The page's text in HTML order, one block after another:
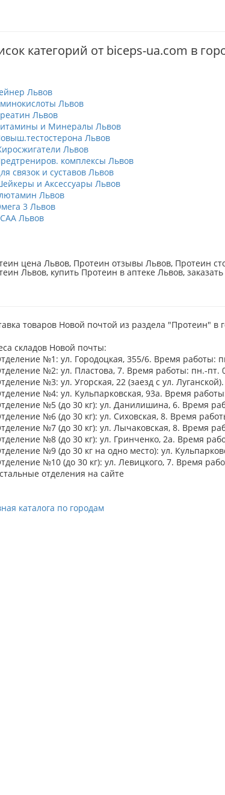
категорий от biceps-ua.com в
Львов
Львов
Львов
и Минералы Львов
Львов
Львов
комплексы Львов
связок и суставов Львов
и Аксессуары Львов
Львов
3 Львов
Львов
цена Львов, Протеин отзывы Львов, Протеин
Львов, купить Протеин в аптеке Львов,
товаров Новой почтой из раздела "Протеин" в
складов Новой почты:
№1: ул. Городоцкая, 355/6. Время работы:
№2: ул. Пластова, 7. Время работы: пн.-пт.
№3: ул. Угорская, 22 (заезд с ул.
№4: ул. Кульпарковская, 93а. Время
№5 (до 30 кг): ул. Данилишина, 6. Время
№6 (до 30 кг): ул. Сиховская, 8. Время
№7 (до 30 кг): ул. Лычаковская, 8. Время
№8 (до 30 кг): ул. Гринченко, 2а. Время
№9 (до 30 кг на одно место): ул.
№10 (до 30 кг): ул. Левицкого, 7. Время
отделения на сайте
каталога по городам